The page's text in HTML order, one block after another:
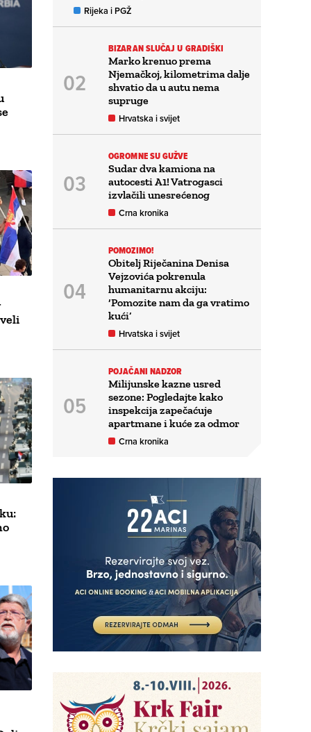
Rijeka i PGŽ
BIZARAN SLUČAJ U GRADIŠKI
Marko krenuo prema
Njemačkoj, kilometrima dalje
shvatio da u autu nema
supruge
Hrvatska i svijet
OGROMNE SU GUŽVE
Sudar dva kamiona na
autocesti A1! Vatrogasci
izvlačili unesrećenog
Crna kronika
POMOZIMO!
Obitelj Riječanina Denisa
Vejzovića pokrenula
humanitarnu akciju:
‘Pomozite nam da ga vratimo
kući’
Hrvatska i svijet
POJAČANI NADZOR
Milijunske kazne usred
sezone: Pogledajte kako
inspekcija zapečaćuje
apartmane i kuće za odmor
Crna kronika